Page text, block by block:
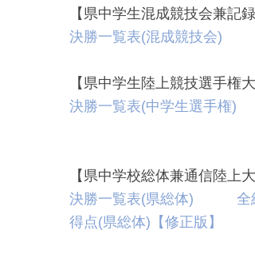
【県中学生混成競技会兼記録
決勝一覧表(混成競技会)
【県中学生陸上競技選手権大
決勝一覧表(中学生選手権)
【県中学校総体兼通信陸上大
決勝一覧表(県総体)
全
得点(県総体)【修正版】